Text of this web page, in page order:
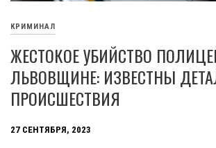
КРИМИНАЛ
ЖЕСТОКОЕ УБИЙСТВО
ЛЬВОВЩИНЕ: ИЗВЕСТНЫ
ПРОИСШЕСТВИЯ
27 СЕНТЯБРЯ, 2023